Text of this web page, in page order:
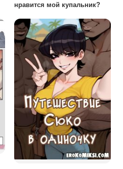
нравится мой купальник?